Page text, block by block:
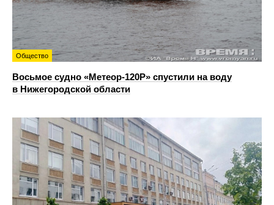
Общество
Восьмое судно «Метеор-120Р» спустили на воду
в Нижегородской области